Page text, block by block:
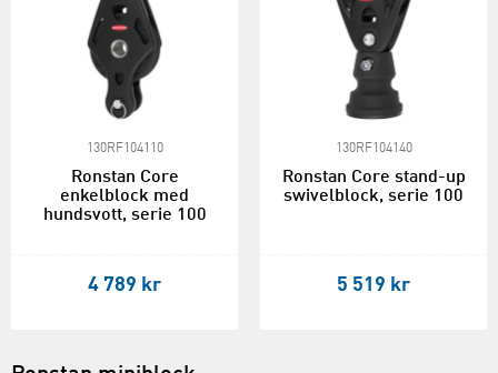
130RF104110
Ronstan Core
enkelblock med
hundsvott, serie 100
4 789 kr
130RF104140
Ronstan Core stand-up
swivelblock, serie 100
5 519 kr